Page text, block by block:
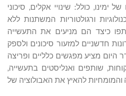
כולל: שינויי אקלים, סיכוני
ורגולטוריות המשתנות ללא
כיצד הם מניעים את התעשייה
חדשניים למזעור סיכונים ולספק
היום מציע מפגשים כלליים ופריצה
שותפים ואנליסטים בתעשייה,
להאיץ את האבולוציה של